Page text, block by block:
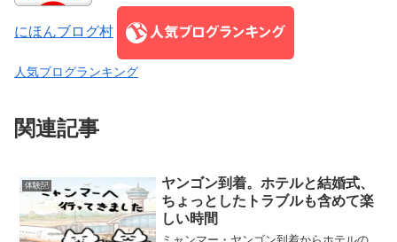
にほんブログ村
人気ブログランキング
関連記事
体験記
ヤンゴン到着。ホテルと結婚式、
ちょっとしたトラブルも含めて楽
しい時間